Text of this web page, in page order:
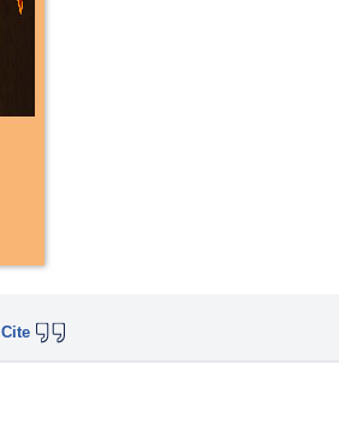
Cite